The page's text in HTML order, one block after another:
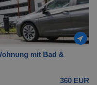
mit Bad &
360 EUR